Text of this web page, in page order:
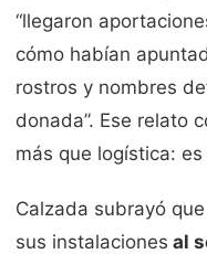
“llegaron
cómo habían
rostros y nombres
donada”. Ese relato
más que logística: es
Calzada subrayó
sus instalaciones al